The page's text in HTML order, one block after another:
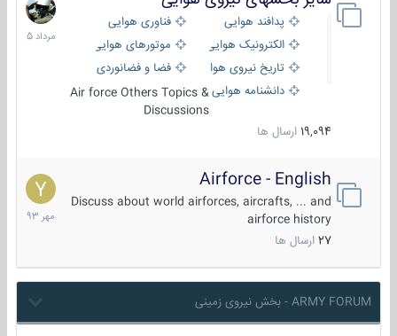
پدافند هوایی
فناوری هوایی
الکترونیک هوایی
موتورهای هوایی
تاریخ نیروی هوایی
فضا و فضانوردی
دانشنامه هواییAir force Others Topics &
Discussions
19,094 ارسال ها
مرداد
1405
Airforce - English
Discuss about world airforces, aircrafts, ... and
airforce history
27 ارسال ها
15
مهر
1393
ARMY FORUM - بخش نیروی زمینی